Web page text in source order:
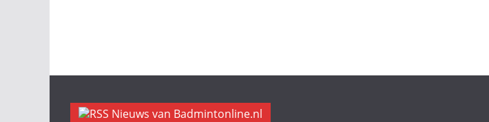
Nieuws van Badmintonline.nl